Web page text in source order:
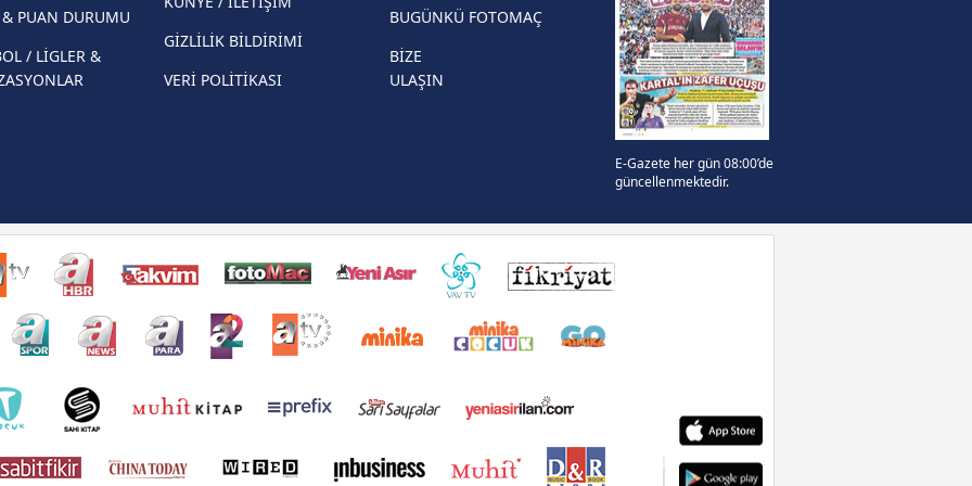
& PUAN DURUMU
/ LİGLER &
GİZLİLİK BİLDİRİMİ
VERİ POLİTİKASI
BUGÜNKÜ FOTOMAÇ
BİZE
ULAŞIN
E-Gazete her gün 08:00’de
güncellenmektedir.